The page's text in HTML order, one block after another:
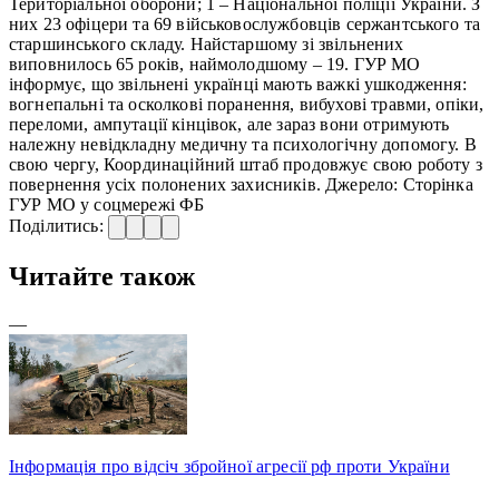
них 23 офіцери та 69 військовослужбовців сержантського та
старшинського складу. Найстаршому зі звільнених
виповнилось 65 років, наймолодшому – 19. ГУР МО
інформує, що звільнені українці мають важкі ушкодження:
вогнепальні та осколкові поранення, вибухові травми, опіки,
переломи, ампутації кінцівок, але зараз вони отримують
належну невідкладну медичну та психологічну допомогу. В
свою чергу, Координаційний штаб продовжує свою роботу з
повернення усіх полонених захисників. Джерело: Сторінка
ГУР МО у соцмережі ФБ
Поділитись:
Читайте також
—
Інформація про відсіч збройної агресії рф проти України